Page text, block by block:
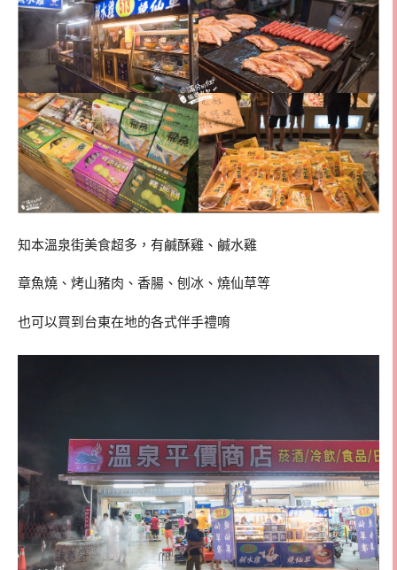
知本溫泉街美食超多，有鹹酥雞、鹹水雞
章魚燒、烤山豬肉、香腸、刨冰、燒仙草等
也可以買到台東在地的各式伴手禮唷